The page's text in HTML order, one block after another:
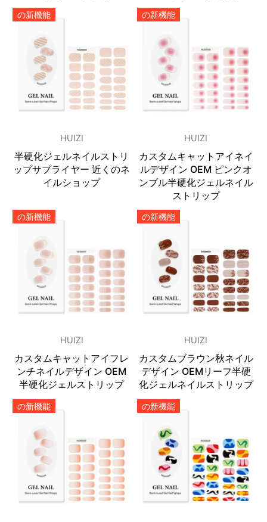
の新機能
HUIZI
半硬化ジェルネイルストリ
ップサプライヤー 近くのネ
イルショップ
の新機能
HUIZI
カスタムキャットアイネイ
ルデザイン OEM ピンクオ
ンブル半硬化ジェルネイル
ストリップ
の新機能
HUIZI
カスタムキャットアイフレ
ンチネイルデザイン OEM
半硬化ジェルストリップ
の新機能
HUIZI
カスタムブラウン秋ネイル
デザイン OEMリーフ半硬
化ジェルネイルストリップ
の新機能 の新機能